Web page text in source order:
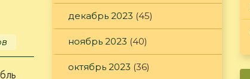
декабрь 2023 (45)
ноябрь 2023 (40)
октябрь 2023 (36)